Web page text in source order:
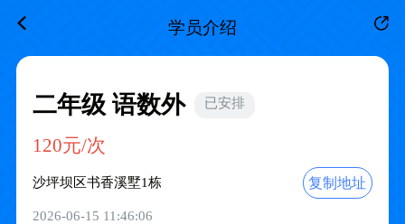
学员介绍
二年级 语数外 已安排
120元/次
沙坪坝区书香溪墅1栋 复制地址
2026-06-15 11:46:06